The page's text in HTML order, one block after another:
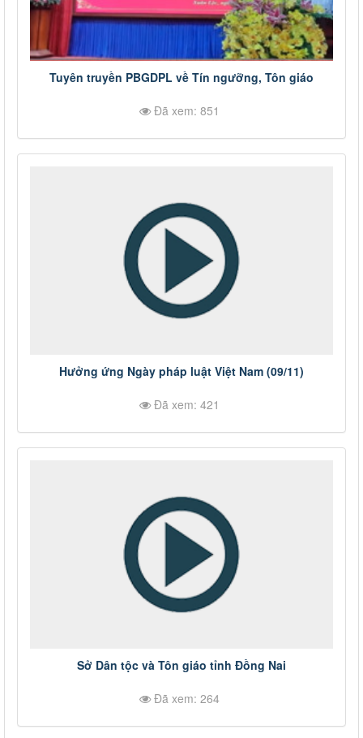
Tuyên truyền PBGDPL về Tín ngưỡng, Tôn giáo
Đã xem: 851
Hưởng ứng Ngày pháp luật Việt Nam (09/11)
Đã xem: 421
Sở Dân tộc và Tôn giáo tỉnh Đồng Nai
Đã xem: 264